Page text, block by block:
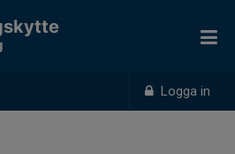
Logga in